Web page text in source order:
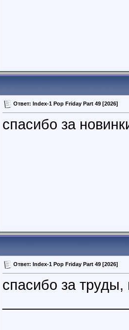
Ответ: Index-1 Pop Friday Part 49 [2026]
спасибо за
Ответ: Index-1 Pop Friday Part 49 [2026]
спасибо за